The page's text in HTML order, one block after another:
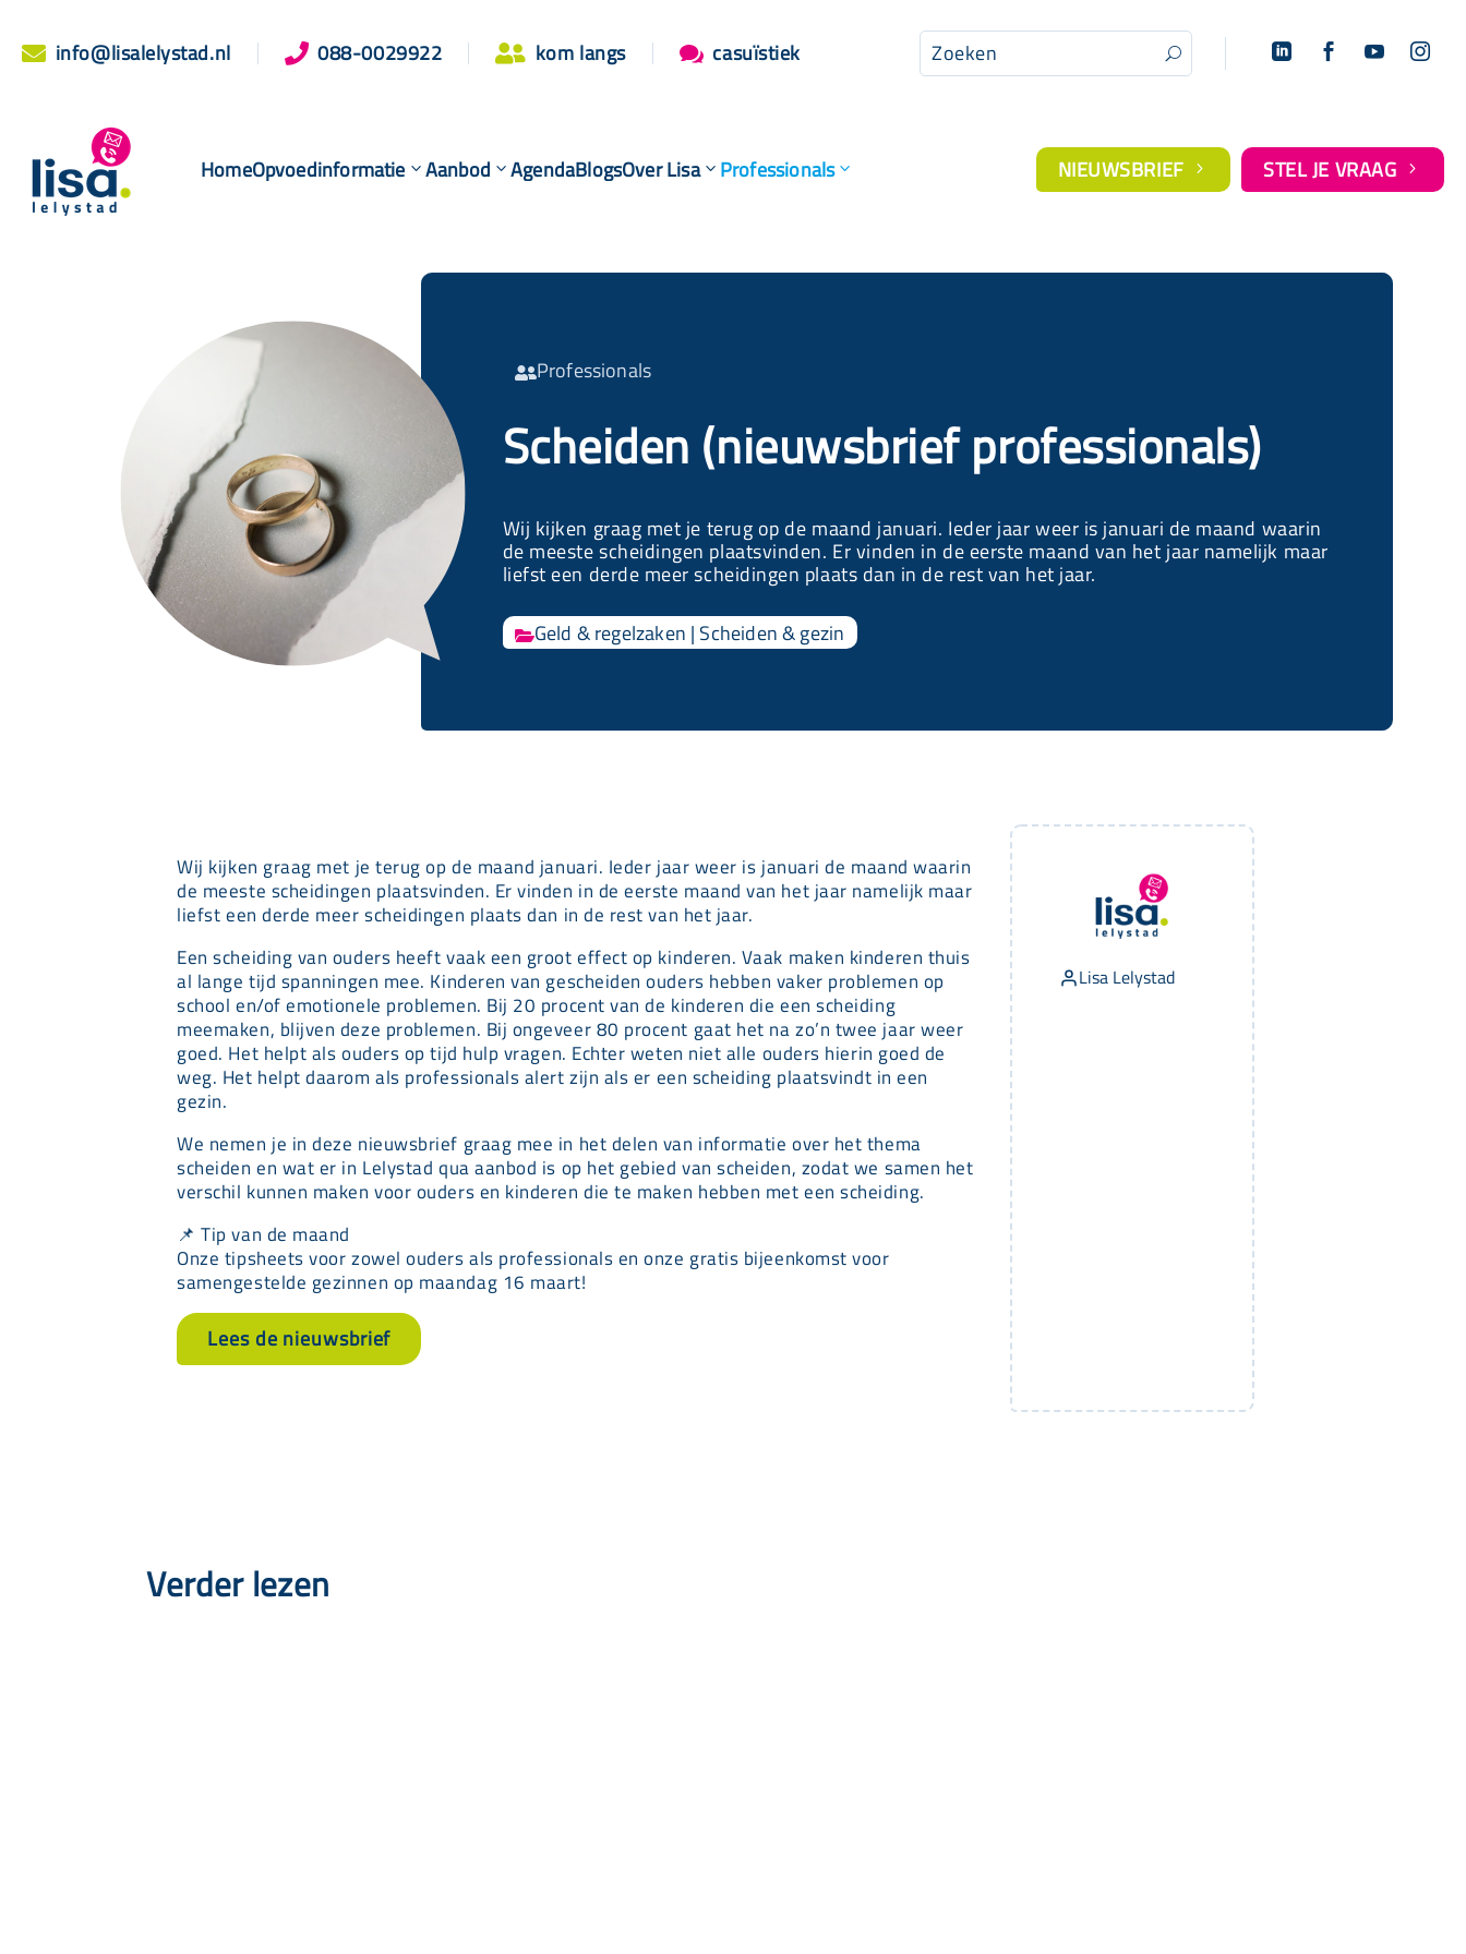
 info@lisalelystad.nl  088-0029922  kom langs  casuïstiek U    
HomeOpvoedinformatie Aanbod AgendaBlogsOver Lisa Professionals NIEUWSBRIEF 5 STEL JE VRAAG 5
Professionals
Scheiden (nieuwsbrief professionals)
Wij kijken graag met je terug op de maand januari. Ieder jaar weer is januari de maand waarin
de meeste scheidingen plaatsvinden. Er vinden in de eerste maand van het jaar namelijk maar
liefst een derde meer scheidingen plaats dan in de rest van het jaar.
Geld & regelzaken | Scheiden & gezin
Wij kijken graag met je terug op de maand januari. Ieder jaar weer is januari de maand waarin
de meeste scheidingen plaatsvinden. Er vinden in de eerste maand van het jaar namelijk maar
liefst een derde meer scheidingen plaats dan in de rest van het jaar.
Een scheiding van ouders heeft vaak een groot effect op kinderen. Vaak maken kinderen thuis
al lange tijd spanningen mee. Kinderen van gescheiden ouders hebben vaker problemen op
school en/of emotionele problemen. Bij 20 procent van de kinderen die een scheiding
meemaken, blijven deze problemen. Bij ongeveer 80 procent gaat het na zo’n twee jaar weer
goed. Het helpt als ouders op tijd hulp vragen. Echter weten niet alle ouders hierin goed de
weg. Het helpt daarom als professionals alert zijn als er een scheiding plaatsvindt in een
gezin.
We nemen je in deze nieuwsbrief graag mee in het delen van informatie over het thema
scheiden en wat er in Lelystad qua aanbod is op het gebied van scheiden, zodat we samen het
verschil kunnen maken voor ouders en kinderen die te maken hebben met een scheiding.
📌 Tip van de maand
Onze tipsheets voor zowel ouders als professionals en onze gratis bijeenkomst voor
samengestelde gezinnen op maandag 16 maart!
Lees de nieuwsbrief
Lisa Lelystad
Verder lezen